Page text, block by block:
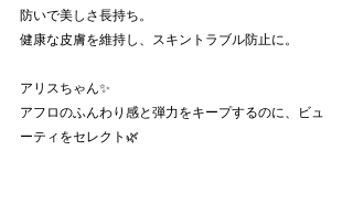
防いで美しさ長持ち。
健康な皮膚を維持し、スキントラブル防止に。
アリスちゃん✨
アフロのふんわり感と弾力をキープするのに、ビュ
ーティをセレクト🌿